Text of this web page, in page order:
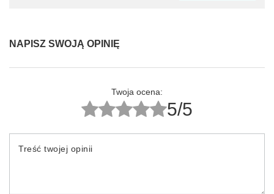
NAPISZ SWOJĄ OPINIĘ
Twoja ocena:
5/5
Treść twojej opinii